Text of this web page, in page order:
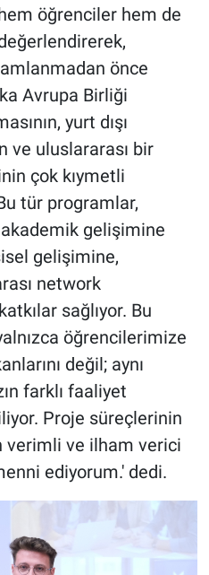
öğrenciler hem de
önce
Avrupa Birliği
yurt dışı
ve uluslararası bir
çok kıymetli
tür programlar,
gelişimine
gelişimine,
network
sağlıyor. Bu
öğrencilerimize
değil; aynı
farklı faaliyet
Proje süreçlerinin
ve ilham verici
ediyorum.' dedi.